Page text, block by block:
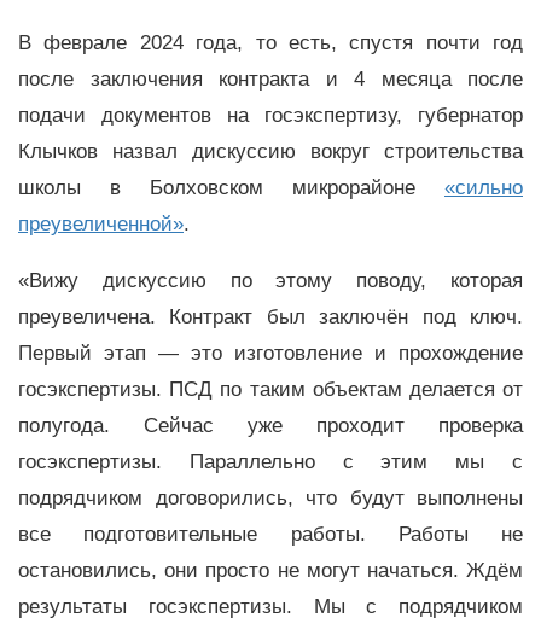
В феврале 2024 года, то есть, спустя почти год
после заключения контракта и 4 месяца после
подачи документов на госэкспертизу, губернатор
Клычков назвал дискуссию вокруг строительства
школы в Болховском микрорайоне «сильно
преувеличенной».
«Вижу дискуссию по этому поводу, которая
преувеличена. Контракт был заключён под ключ.
Первый этап — это изготовление и прохождение
госэкспертизы. ПСД по таким объектам делается от
полугода. Сейчас уже проходит проверка
госэкспертизы. Параллельно с этим мы с
подрядчиком договорились, что будут выполнены
все подготовительные работы. Работы не
остановились, они просто не могут начаться. Ждём
результаты госэкспертизы. Мы с подрядчиком